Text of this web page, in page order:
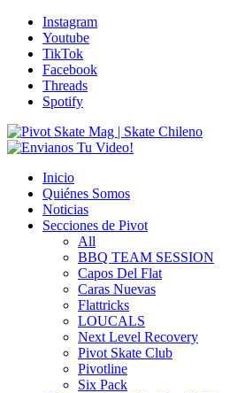
Instagram
Youtube
TikTok
Facebook
Threads
Spotify
Inicio
Quiénes Somos
Noticias
Secciones de Pivot
All
BBQ TEAM SESSION
Capos Del Flat
Caras Nuevas
Flattricks
LOUCALS
Next Level Recovery
Pivot Skate Club
Pivotline
Six Pack